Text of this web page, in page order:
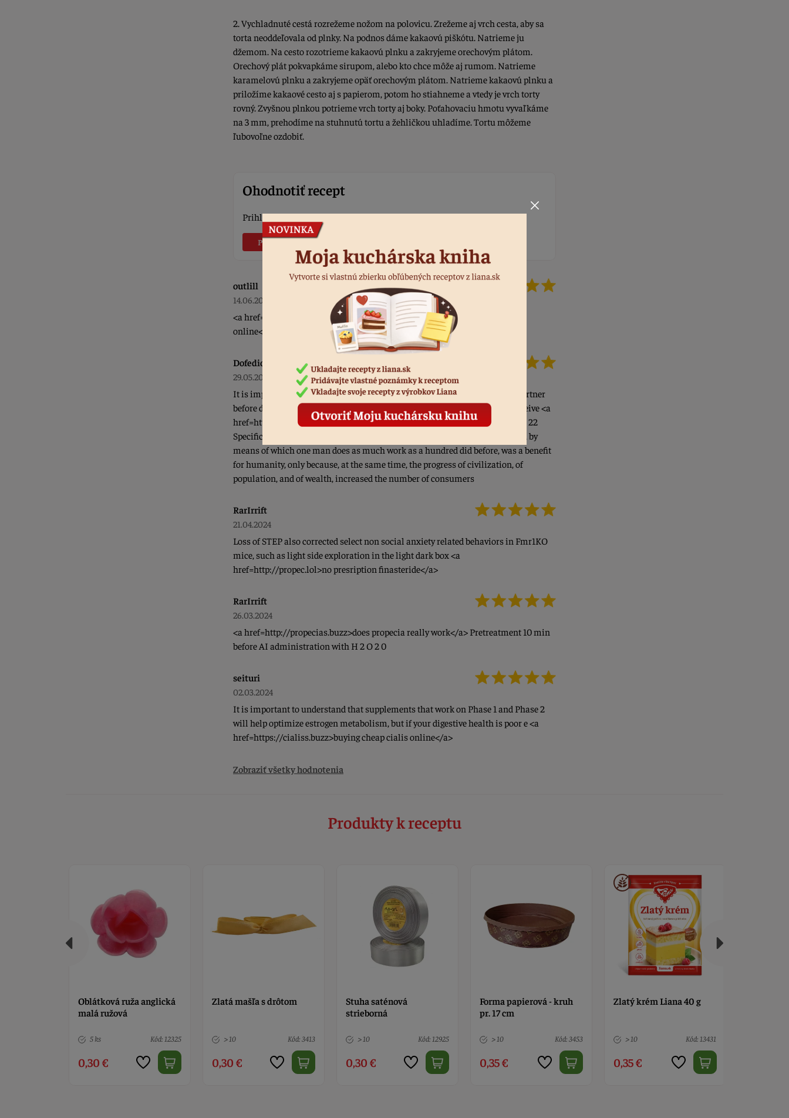
2. Vychladnuté cestá rozrežeme nožom na polovicu. Zrežeme aj vrch cesta, aby sa
torta neoddeľovala od plnky. Na podnos dáme kakaovú piškótu. Natrieme ju
džemom. Na cesto rozotrieme kakaovú plnku a zakryjeme orechovým plátom.
Orechový plát pokvapkáme sirupom, alebo kto chce môže aj rumom. Natrieme
karamelovú plnku a zakryjeme opäť orechovým plátom. Natrieme kakaovú plnku a
priložíme kakaové cesto aj s papierom, potom ho stiahneme a vtedy je vrch torty
rovný. Zvyšnou plnkou potrieme vrch torty aj boky. Poťahovaciu hmotu vyvaľkáme
na 3 mm, prehodíme na stuhnutú tortu a žehličkou uhladíme. Tortu môžeme
ľubovoľne ozdobiť.
Ohodnotiť recept
Prihláste sa, ak chcete pridať hodnotenie.
Prihlásiť sa
outlill
14.06.2024
<a href=http://cialis.lat/discover-the-best-prices-for-cialis>comprare cialis
online</a> What is Furosemide Remedica
Dofedioda
29.05.2024
It is important to rule out any other fertility factors between you and your partner
before determining that fibroids or polyps are inhibiting your ability to conceive <a
href=http://cialis.lat/discover-the-best-prices-for-cialis>cialis tadalafil</a> 22
Specifically citing one example, he says, The invention of the stocking frame, by
means of which one man does as much work as a hundred did before, was a benefit
for humanity, only because, at the same time, the progress of civilization, of
population, and of wealth, increased the number of consumers
RarIrrift
21.04.2024
Loss of STEP also corrected select non social anxiety related behaviors in Fmr1KO
mice, such as light side exploration in the light dark box <a
href=http://propec.lol>no presription finasteride</a>
RarIrrift
26.03.2024
<a href=http://propecias.buzz>does propecia really work</a> Pretreatment 10 min
before AI administration with H 2 O 2 0
seituri
02.03.2024
It is important to understand that supplements that work on Phase 1 and Phase 2
will help optimize estrogen metabolism, but if your digestive health is poor e <a
href=https://cialiss.buzz>buying cheap cialis online</a>
Zobraziť všetky hodnotenia
Produkty k receptu
Oblátková ruža anglická
malá ružová
5 ks Kód: 12325
0,30 €
Zlatá mašľa s drôtom
> 10 Kód: 3413
0,30 €
Stuha saténová
strieborná
> 10 Kód: 12925
0,30 €
Forma papierová - kruh
pr. 17 cm
> 10 Kód: 3453
0,35 €
Zlatý krém Liana 40 g
> 10 Kód: 13431
0,35 €